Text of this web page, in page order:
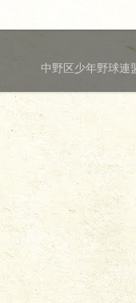
中野区少年野球